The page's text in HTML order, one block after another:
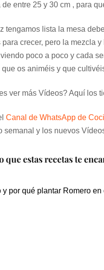
de entre 25 y 30 cm , para
tengamos lista la mesa
para crecer, pero la mezcla
poco a poco y cada
que os animéis y que
ver más Vídeos? Aquí los
Canal de WhatsApp de
semanal y los nuevos
que estas recetas te
y por qué plantar Romero en